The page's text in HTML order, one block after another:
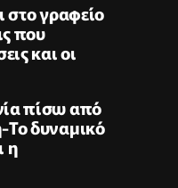
στο γραφείο
που
και οι
πίσω από
Το δυναμικό
η